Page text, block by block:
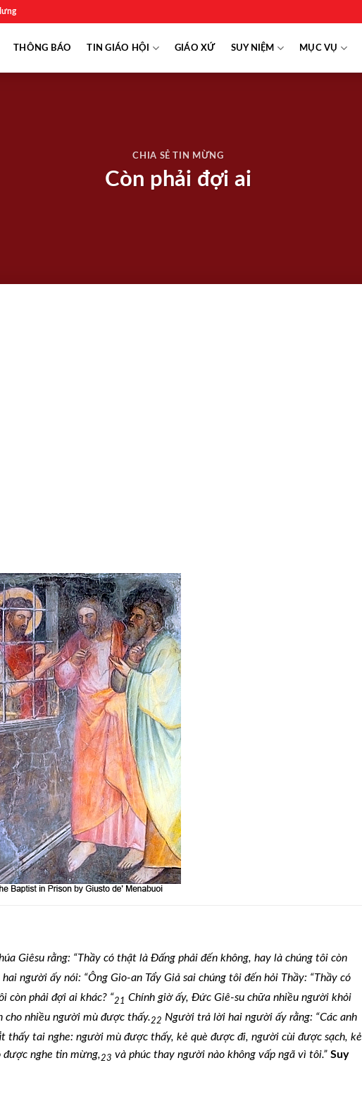
THÔNG BÁO TIN GIÁO HỘI GIÁO XỨ SUY NIỆM MỤC VỤ
CHIA SẺ TIN MỪNG
Còn phải đợi ai
Giêsu rằng: “Thầy có thật là Đấng phải đến không, hay là chúng tôi còn
người ấy nói: “Ông Gio-an Tẩy Giả sai chúng tôi đến hỏi Thầy: “Thầy có
còn phải đợi ai khác? “21 Chính giờ ấy, Đức Giê-su chữa nhiều người khỏi
cho nhiều người mù được thấy.22 Người trả lời hai người ấy rằng: “Các anh
thấy tai nghe: người mù được thấy, kẻ què được đi, người cùi được sạch, kẻ
được nghe tin mừng,23 và phúc thay người nào không vấp ngã vì tôi.” Suy